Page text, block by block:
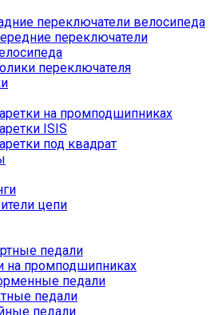
переключатели велосипеда
переключатели
переключателя
на промподшипниках
ISIS
под квадрат
цепи
педали
на промподшипниках
педали
педали
педали